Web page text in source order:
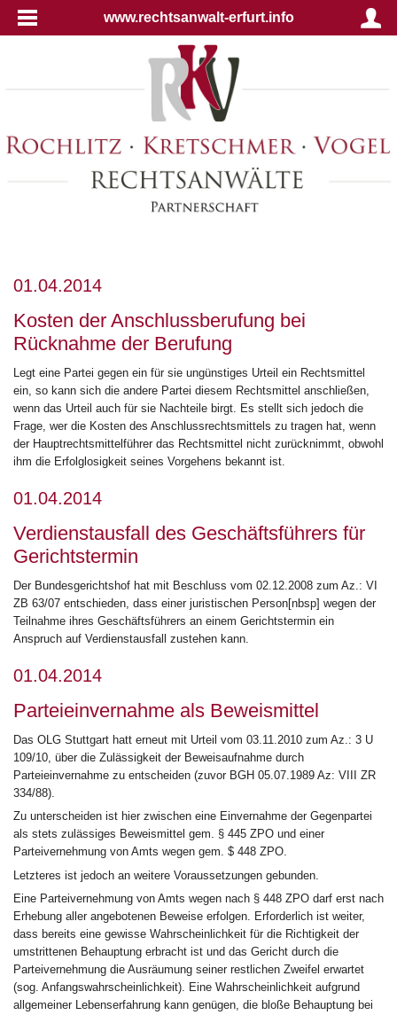
www.rechtsanwalt-erfurt.info
01.04.2014
Kosten der Anschlussberufung bei
Rücknahme der Berufung
Legt eine Partei gegen ein für sie ungünstiges Urteil ein Rechtsmittel
ein, so kann sich die andere Partei diesem Rechtsmittel anschließen,
wenn das Urteil auch für sie Nachteile birgt. Es stellt sich jedoch die
Frage, wer die Kosten des Anschlussrechtsmittels zu tragen hat, wenn
der Hauptrechtsmittelführer das Rechtsmittel nicht zurücknimmt, obwohl
ihm die Erfolglosigkeit seines Vorgehens bekannt ist.
01.04.2014
Verdienstausfall des Geschäftsführers für
Gerichtstermin
Der Bundesgerichtshof hat mit Beschluss vom 02.12.2008 zum Az.: VI
ZB 63/07 entschieden, dass einer juristischen Person[nbsp] wegen der
Teilnahme ihres Geschäftsführers an einem Gerichtstermin ein
Anspruch auf Verdienstausfall zustehen kann.
01.04.2014
Parteieinvernahme als Beweismittel
Das OLG Stuttgart hatt erneut mit Urteil vom 03.11.2010 zum Az.: 3 U
109/10, über die Zulässigkeit der Beweisaufnahme durch
Parteieinvernahme zu entscheiden (zuvor BGH 05.07.1989 Az: VIII ZR
334/88).
Zu unterscheiden ist hier zwischen eine Einvernahme der Gegenpartei
als stets zulässiges Beweismittel gem. § 445 ZPO und einer
Parteivernehmung von Amts wegen gem. $ 448 ZPO.
Letzteres ist jedoch an weitere Voraussetzungen gebunden.
Eine Parteivernehmung von Amts wegen nach § 448 ZPO darf erst nach
Erhebung aller angebotenen Beweise erfolgen. Erforderlich ist weiter,
dass bereits eine gewisse Wahrscheinlichkeit für die Richtigkeit der
umstrittenen Behauptung erbracht ist und das Gericht durch die
Parteivernehmung die Ausräumung seiner restlichen Zweifel erwartet
(sog. Anfangswahrscheinlichkeit). Eine Wahrscheinlichkeit aufgrund
allgemeiner Lebenserfahrung kann genügen, die bloße Behauptung bei